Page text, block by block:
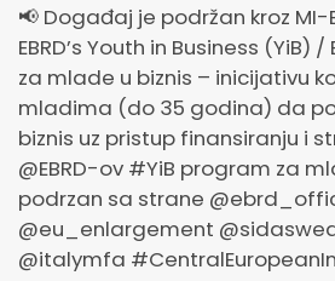
📢 Događaj je podržan kroz MI-
EBRD’s Youth in Business (YiB)
za mlade u biznis – inicijativu
mladima (do 35 godina) da
biznis uz pristup finansiranju i
@EBRD-ov #YiB program za
podrzan sa strane
@eu_enlargement
@italymfa